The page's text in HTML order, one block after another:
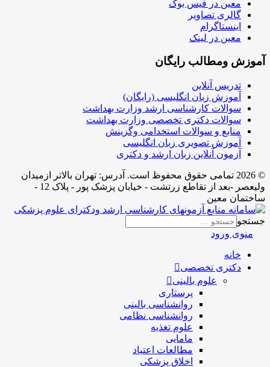
معین در فیس بوک
گالری تصاویر
اینستاگرام
معین در لینک
آموزش ومطالب رایگان
تدریس آنلاین
آموزش زبان انگلیسی (رایگان)
سوالات کارشناسی ارشد وزارت بهداشت
سوالات دکتری تخصصی وزارت بهداشت
منابع و سوالات استخدامی وگزینش
آموزش تصویری زبان انگلیسی
آزمون آنلاین زبان ارشد و دکتری
© 2026 تمامی حقوق محفوظ است. آدرس:‌ تهران بالاتر ازمیدان
ولیعصر -بعد از تقاطع زرتشت - خیابان پزشک پور - پلاک 12 -
ساختمان معین
جستجو
منوی ورود
خانه
دکتری تخصصی
علوم بالینی
پرستاری
روانشناسی بالینی
روانشناسی نظامی
علوم تغذیه
مامایی
مطالعات اعتیاد
اخلاق پزشکی